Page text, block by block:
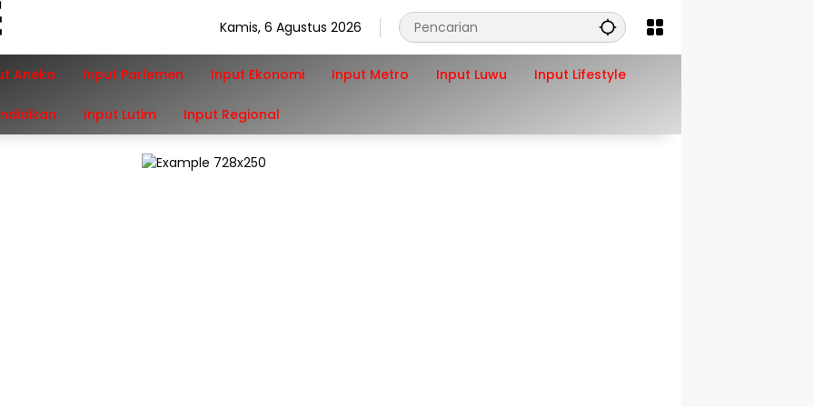
Kamis, 6 Agustus 2026
Aneka Input Parlemen Input Ekonomi Input Metro Input Luwu Input Lifestyle
Input Lutim Input Regional